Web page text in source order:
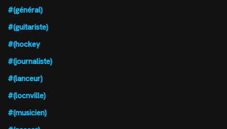
#(général)
#(guitariste)
#(hockey
#(journaliste)
#(lanceur)
#(locnville)
#(musicien)